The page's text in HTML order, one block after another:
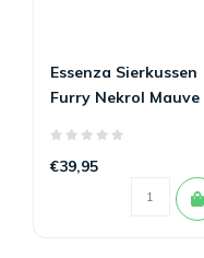
Essenza Sierkussen
Furry Nekrol Mauve
€39,95